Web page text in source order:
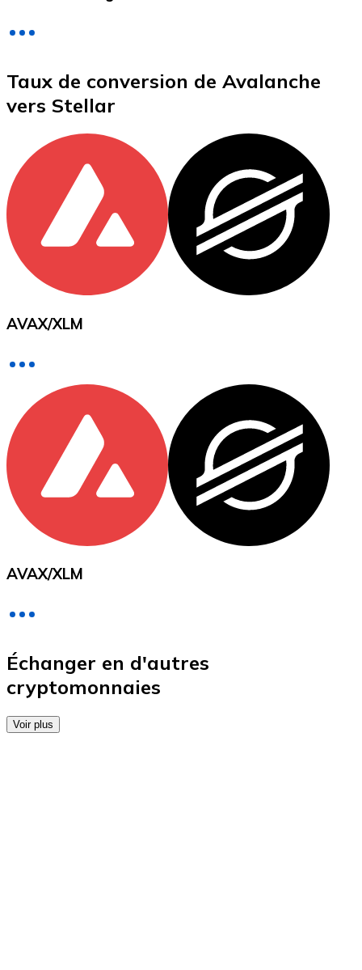
XRP
Achetez des cryptomonnaies en espèces et d'autres
Virement SEPA
Ajoutez des fonds à votre compte Bitnovo ou
Acheter avec virement bancaire
Carte de crédit / débit
Utilisez les cartes Visa et Mastercard pour acheter
Acheter avec carte
Boutique - Cartes
Aller à la boutique de cartes-cadeaux
Taux de conversion de Avalanche
vers Stellar
AVAX/XLM
AVAX/XLM
Échanger en d'autres
cryptomonnaies
Voir plus